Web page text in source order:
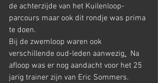
de achterzijde van het Kuilenloop-
parcours maar ook dit rondje was prima
te doen.
Bij de zwemloop waren ook
verschillende oud-leden aanwezig. Na
afloop was er nog aandacht voor het 25
jarig trainer zijn van Eric Sommers.